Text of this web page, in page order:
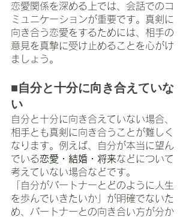
恋愛関係を深める上では、会話でのコ
ミュニケーションが重要です。真剣に
向き合う恋愛をするためには、相手の
意見を真摯に受け止めることを心がけ
ましょう。
■自分と十分に向き合えていな
い
自分と十分に向き合えていない場合、
相手とも真剣に向き合うことが難しく
なります。例えば、自分が本当に望ん
でいる恋愛・結婚・将来などについて
考えていない場合などです。
「自分がパートナーとどのように人生
を歩んでいきたいか」が明確でないた
め、パートナーとの向き合い方が分か